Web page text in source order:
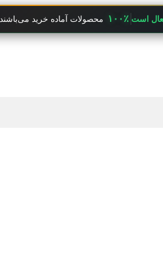
است ۱۰۰٪ محصولات آماده خرید می‌باشند